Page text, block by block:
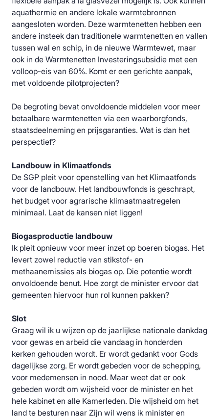
aquathermie en andere lokale warmtebronnen
aangesloten worden. Deze warmtenetten hebben een
andere insteek dan traditionele warmtenetten en vallen
tussen wal en schip, in de nieuwe Warmtewet, maar
ook in de Warmtenetten Investeringsubsidie met een
volloop-eis van 60%. Komt er een gerichte aanpak,
met voldoende pilotprojecten?
De begroting bevat onvoldoende middelen voor meer
betaalbare warmtenetten via een waarborgfonds,
staatsdeelneming en prijsgaranties. Wat is dan het
perspectief?
Landbouw in Klimaatfonds
De SGP pleit voor openstelling van het Klimaatfonds
voor de landbouw. Het landbouwfonds is geschrapt,
het budget voor agrarische klimaatmaatregelen
minimaal. Laat de kansen niet liggen!
Biogasproductie landbouw
Ik pleit opnieuw voor meer inzet op boeren biogas. Het
levert zowel reductie van stikstof- en
methaanemissies als biogas op. Die potentie wordt
onvoldoende benut. Hoe zorgt de minister ervoor dat
gemeenten hiervoor hun rol kunnen pakken?
Slot
Graag wil ik u wijzen op de jaarlijkse nationale dankdag
voor gewas en arbeid die vandaag in honderden
kerken gehouden wordt. Er wordt gedankt voor Gods
dagelijkse zorg. Er wordt gebeden voor de schepping,
voor medemensen in nood. Maar weet dat er ook
gebeden wordt om wijsheid voor de minister en het
hele kabinet en alle Kamerleden. Die wijsheid om het
land te besturen naar Zijn wil wens ik minister en